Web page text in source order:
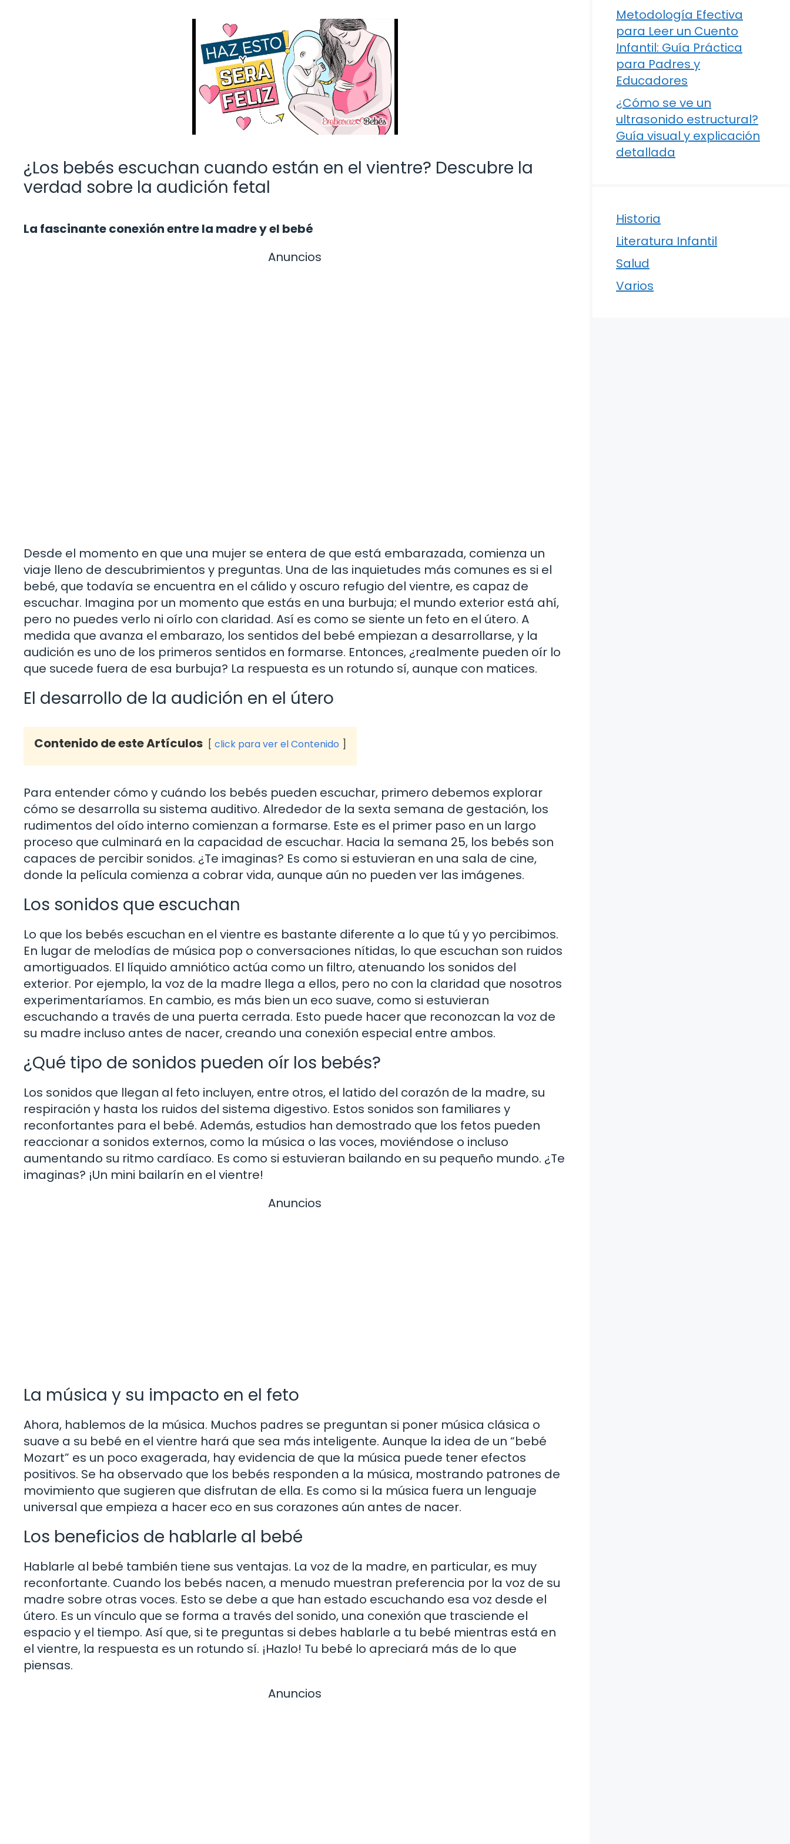
¿Los bebés escuchan cuando están en el vientre? Descubre la
verdad sobre la audición fetal
La fascinante conexión entre la madre y el bebé
Anuncios
Desde el momento en que una mujer se entera de que está embarazada, comienza un
viaje lleno de descubrimientos y preguntas. Una de las inquietudes más comunes es si el
bebé, que todavía se encuentra en el cálido y oscuro refugio del vientre, es capaz de
escuchar. Imagina por un momento que estás en una burbuja; el mundo exterior está ahí,
pero no puedes verlo ni oírlo con claridad. Así es como se siente un feto en el útero. A
medida que avanza el embarazo, los sentidos del bebé empiezan a desarrollarse, y la
audición es uno de los primeros sentidos en formarse. Entonces, ¿realmente pueden oír lo
que sucede fuera de esa burbuja? La respuesta es un rotundo sí, aunque con matices.
El desarrollo de la audición en el útero
Contenido de este Artículos click para ver el Contenido
Para entender cómo y cuándo los bebés pueden escuchar, primero debemos explorar
cómo se desarrolla su sistema auditivo. Alrededor de la sexta semana de gestación, los
rudimentos del oído interno comienzan a formarse. Este es el primer paso en un largo
proceso que culminará en la capacidad de escuchar. Hacia la semana 25, los bebés son
capaces de percibir sonidos. ¿Te imaginas? Es como si estuvieran en una sala de cine,
donde la película comienza a cobrar vida, aunque aún no pueden ver las imágenes.
Los sonidos que escuchan
Lo que los bebés escuchan en el vientre es bastante diferente a lo que tú y yo percibimos.
En lugar de melodías de música pop o conversaciones nítidas, lo que escuchan son ruidos
amortiguados. El líquido amniótico actúa como un filtro, atenuando los sonidos del
exterior. Por ejemplo, la voz de la madre llega a ellos, pero no con la claridad que nosotros
experimentaríamos. En cambio, es más bien un eco suave, como si estuvieran
escuchando a través de una puerta cerrada. Esto puede hacer que reconozcan la voz de
su madre incluso antes de nacer, creando una conexión especial entre ambos.
¿Qué tipo de sonidos pueden oír los bebés?
Los sonidos que llegan al feto incluyen, entre otros, el latido del corazón de la madre, su
respiración y hasta los ruidos del sistema digestivo. Estos sonidos son familiares y
reconfortantes para el bebé. Además, estudios han demostrado que los fetos pueden
reaccionar a sonidos externos, como la música o las voces, moviéndose o incluso
aumentando su ritmo cardíaco. Es como si estuvieran bailando en su pequeño mundo. ¿Te
imaginas? ¡Un mini bailarín en el vientre!
Anuncios
La música y su impacto en el feto
Ahora, hablemos de la música. Muchos padres se preguntan si poner música clásica o
suave a su bebé en el vientre hará que sea más inteligente. Aunque la idea de un “bebé
Mozart” es un poco exagerada, hay evidencia de que la música puede tener efectos
positivos. Se ha observado que los bebés responden a la música, mostrando patrones de
movimiento que sugieren que disfrutan de ella. Es como si la música fuera un lenguaje
universal que empieza a hacer eco en sus corazones aún antes de nacer.
Los beneficios de hablarle al bebé
Hablarle al bebé también tiene sus ventajas. La voz de la madre, en particular, es muy
reconfortante. Cuando los bebés nacen, a menudo muestran preferencia por la voz de su
madre sobre otras voces. Esto se debe a que han estado escuchando esa voz desde el
útero. Es un vínculo que se forma a través del sonido, una conexión que trasciende el
espacio y el tiempo. Así que, si te preguntas si debes hablarle a tu bebé mientras está en
el vientre, la respuesta es un rotundo sí. ¡Hazlo! Tu bebé lo apreciará más de lo que
piensas.
Anuncios
Metodología Efectiva
para Leer un Cuento
Infantil: Guía Práctica
para Padres y
Educadores
¿Cómo se ve un
ultrasonido estructural?
Guía visual y explicación
detallada
Historia
Literatura Infantil
Salud
Varios